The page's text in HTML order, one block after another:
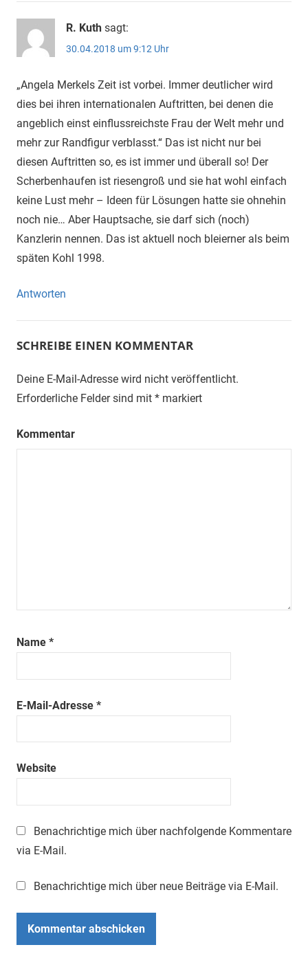
R. Kuth sagt:
30.04.2018 um 9:12 Uhr
„Angela Merkels Zeit ist vorbei. Immer deutlicher wird
dies bei ihren internationalen Auftritten, bei denen die
angeblich einst einflussreichste Frau der Welt mehr und
mehr zur Randfigur verblasst.“ Das ist nicht nur bei
diesen Auftritten so, es ist immer und überall so! Der
Scherbenhaufen ist riesengroß und sie hat wohl einfach
keine Lust mehr – Ideen für Lösungen hatte sie ohnehin
noch nie… Aber Hauptsache, sie darf sich (noch)
Kanzlerin nennen. Das ist aktuell noch bleierner als beim
späten Kohl 1998.
Antworten
SCHREIBE EINEN KOMMENTAR
Deine E-Mail-Adresse wird nicht veröffentlicht.
Erforderliche Felder sind mit * markiert
Kommentar
Name *
E-Mail-Adresse *
Website
Benachrichtige mich über nachfolgende Kommentare
via E-Mail.
Benachrichtige mich über neue Beiträge via E-Mail.